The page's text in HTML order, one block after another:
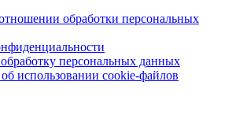
обработки персональных
персональных данных
использовании cookie-файлов